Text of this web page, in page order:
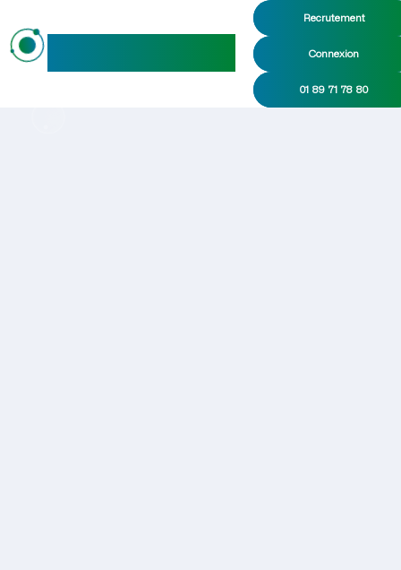
Recrutement
Connexion
01 89 71 78 80